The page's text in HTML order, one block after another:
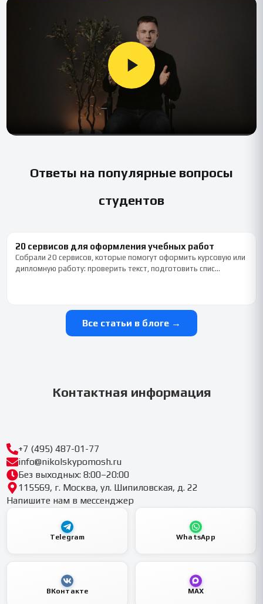
Ответы на популярные вопросы
студентов
20 сервисов для оформления учебных работ
Собрали 20 сервисов, которые помогут оформить курсовую или
дипломную работу: проверить текст, подготовить спис…
Все статьи в блоге →
Контактная информация
+7 (495) 487-01-77
info@nikolskypomosh.ru
Без выходных: 8:00–20:00
115569, г. Москва, ул. Шипиловская, д. 22
Напишите нам в мессенджер
Telegram WhatsApp
ВКонтакте MAX